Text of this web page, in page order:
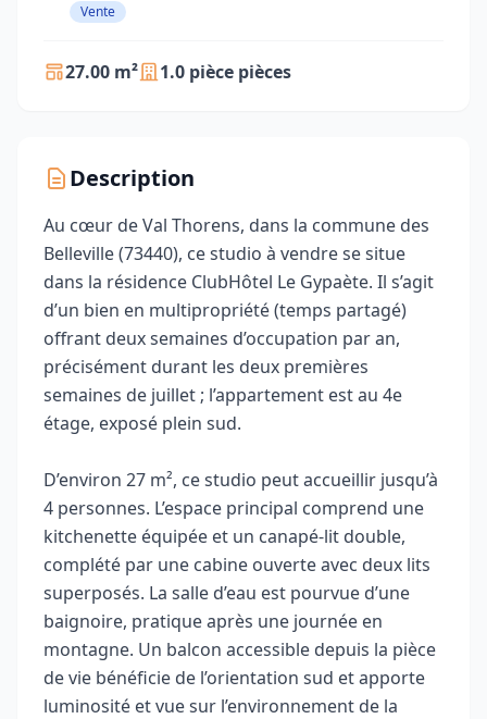
Vente
27.00 m² 1.0 pièce pièces
Description
Au cœur de Val Thorens, dans la commune des
Belleville (73440), ce studio à vendre se situe
dans la résidence ClubHôtel Le Gypaète. Il s’agit
d’un bien en multipropriété (temps partagé)
offrant deux semaines d’occupation par an,
précisément durant les deux premières
semaines de juillet ; l’appartement est au 4e
étage, exposé plein sud.
D’environ 27 m², ce studio peut accueillir jusqu’à
4 personnes. L’espace principal comprend une
kitchenette équipée et un canapé-lit double,
complété par une cabine ouverte avec deux lits
superposés. La salle d’eau est pourvue d’une
baignoire, pratique après une journée en
montagne. Un balcon accessible depuis la pièce
de vie bénéficie de l’orientation sud et apporte
luminosité et vue sur l’environnement de la